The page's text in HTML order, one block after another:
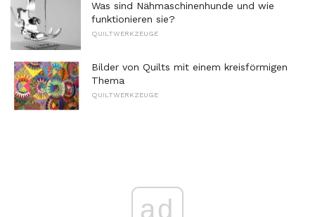
Was sind Nähmaschinenhunde und wie
funktionieren sie?
QUILTWERKZEUGE
Bilder von Quilts mit einem kreisförmigen
Thema
QUILTWERKZEUGE
ad